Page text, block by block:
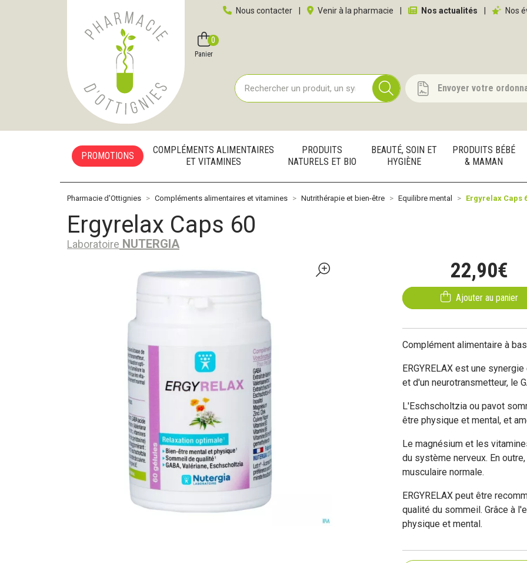
Pharmacie d'Ottignies Votre pharmacie en ligne à votre service
Nous contacter Venir à la pharmacie Nos actualités Nos
Favoris Panier
0
Envoyer votre
PROMOTIONS
COMPLÉMENTS ALIMENTAIRES
ET VITAMINES
PRODUITS
NATURELS ET BIO
BEAUTÉ, SOIN ET
HYGIÈNE
PRODUITS BÉBÉ
& MAMAN
Pharmacie d'Ottignies Compléments alimentaires et vitamines Nutrithérapie et bien-être Equilibre mental Ergyrelax Caps
Ergyrelax Caps 60
Laboratoire NUTERGIA
22,90€
Ajouter au panier
Complément alimentaire à
ERGYRELAX est une
et d'un neurotransmetteur, le
L'Eschscholtzia ou pavot
être physique et mental, et
Le magnésium et les
du système nerveux. En
musculaire normale.
ERGYRELAX peut être
qualité du sommeil. Grâce à
physique et mental.